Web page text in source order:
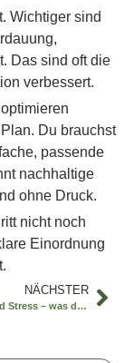
Wichtiger sind
Das sind oft die
verbessert.
Du brauchst
passende
nachhaltige
ohne Druck.
nicht noch
Einordnung
NÄCHSTER
Verdauung und Stress – was dahintersteckt